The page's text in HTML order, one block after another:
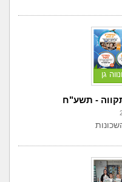
גן
- תשע"ח